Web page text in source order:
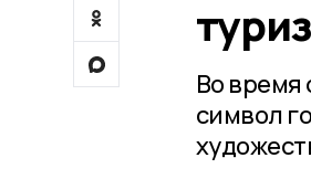
Во время
символ